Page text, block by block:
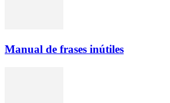
Manual de frases inútiles